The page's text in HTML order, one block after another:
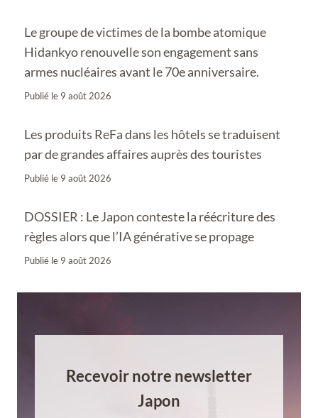
Le groupe de victimes de la bombe atomique
Hidankyo renouvelle son engagement sans
armes nucléaires avant le 70e anniversaire.
Publié le 9 août 2026
Les produits ReFa dans les hôtels se traduisent
par de grandes affaires auprès des touristes
Publié le 9 août 2026
DOSSIER : Le Japon conteste la réécriture des
règles alors que l’IA générative se propage
Publié le 9 août 2026
Recevoir notre newsletter
Japon